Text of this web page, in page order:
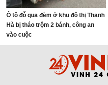
Ô tô đỗ qua đêm ở khu đô thị Thanh
Hà bị tháo trộm 2 bánh, công an
vào cuộc